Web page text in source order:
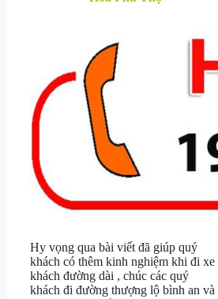
Hy vọng qua bài viết đã giúp quý
khách có thêm kinh nghiệm khi đi xe
khách đường dài , chúc các quý
khách đi đường thượng lộ bình an và